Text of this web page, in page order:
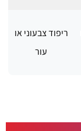
ריפוד צבעוני או
עור